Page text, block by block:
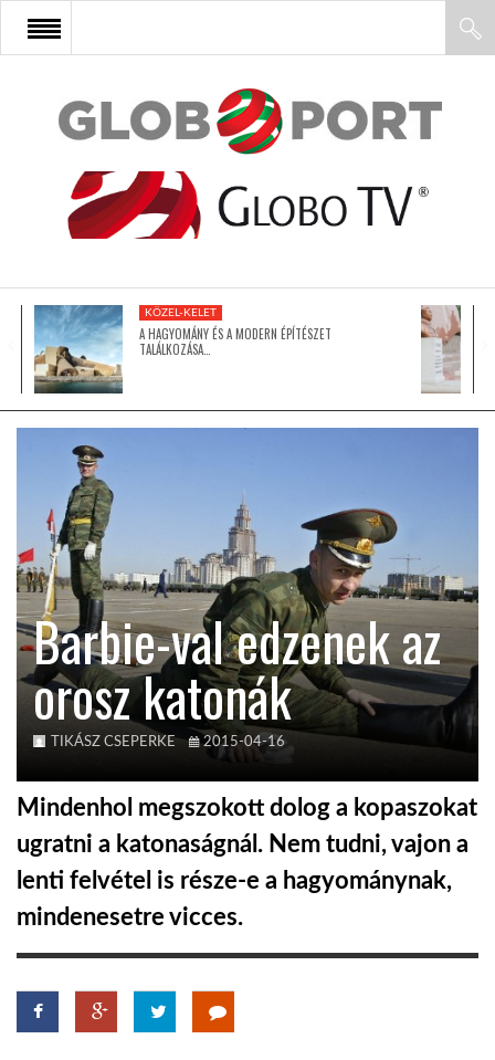
FŐOLDAL
AFRIKA
ÁZSIA
LATIN-AMERIKA
KÖZEL-KELET
AUSZTRÁLIA
A VILÁG ITTHON
TROPICALMAGAZIN
KÖZEL-KELET
A HAGYOMÁNY ÉS A MODERN ÉPÍTÉSZET
TALÁLKOZÁSA…
Barbie-val edzenek az
orosz katonák
TIKÁSZ CSEPERKE 2015-04-16
Mindenhol megszokott dolog a kopaszokat
ugratni a katonaságnál. Nem tudni, vajon a
lenti felvétel is része-e a hagyománynak,
mindenesetre vicces.